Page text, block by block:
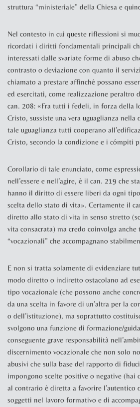
struttura “ministeriale” della Chiesa e
Nel contesto in cui queste riflessioni si
ricordati i diritti fondamentali principali
interessati dalle svariate forme di abuso
contrasto o deviazione con quanto il
chiamato a prestare affinché possano
ed esercitati, come realizzazione peraltro
can. 208: «Fra tutti i fedeli, in forza della
Cristo, sussiste una vera uguaglianza nella
tale uguaglianza tutti cooperano
Cristo, secondo la condizione e i cómpiti
Corollario di tale enunciato, come
nell’essere e nell’agire, è il can. 219 che
hanno il diritto di essere liberi da ogni
scelta dello stato di vita». Certamente il
diretto allo stato di vita in senso stretto
vita consacrata) ma credo coinvolga
“vocazionali” che accompagnano
E non si tratta solamente di evidenziare
modo diretto o indiretto ostacolano ad
tipo vocazionale (che possono anche
da una scelta in favore di un’altra per la
o dell’istituzione), ma soprattutto
svolgono una funzione di formazione/
conseguente grave responsabilità
discernimento vocazionale che non solo
abusivi che sulla base del rapporto di
impongono scelte positive o negative (hai
al contrario è diretta a favorire l’autentico
soggetti nel lavoro formativo e di